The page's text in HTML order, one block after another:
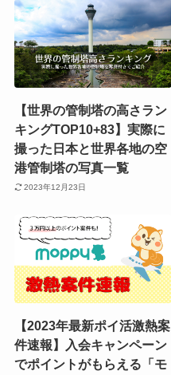
【世界の管制塔の高さラン
キングTOP10+83】実際に
撮った日本と世界各地の空
港管制塔の写真一覧
2023年12月23日
【2023年最新ポイ活激熱案
件速報】入会キャンペーン
でポイントがもらえる「モ